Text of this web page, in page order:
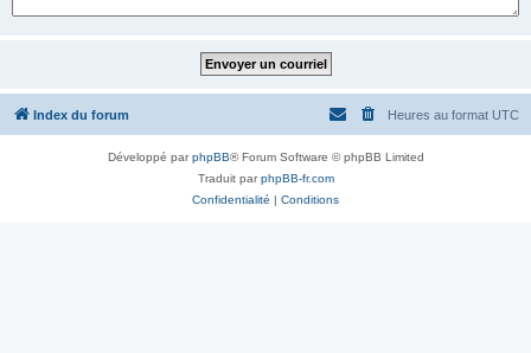
Index du forum Heures au format UTC
Développé parphpBB® Forum Software © phpBB Limited
Traduit parphpBB-fr.com
Confidentialité | Conditions